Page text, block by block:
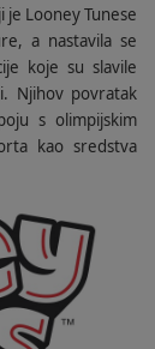
je Looney Tunese
a nastavila se
koje su slavile
Njihov povratak
s olimpijskim
kao sredstva